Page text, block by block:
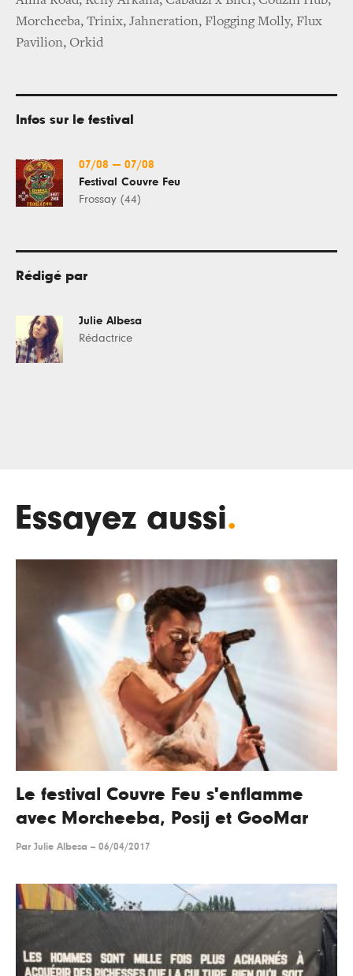
Morcheeba, Trinix, Jahneration, Flogging Molly, Flux
Pavilion, Orkid
Infos sur le festival
07/08 — 07/08
Festival Couvre Feu
Frossay (44)
Rédigé par
Julie Albesa
Rédactrice
Essayez aussi.
Le festival Couvre Feu s'enflamme
avec Morcheeba, Posij et GooMar
Par Julie Albesa -- 06/04/2017